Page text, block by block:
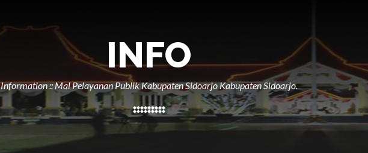
INFO
Information :: Mal Pelayanan Publik Kabupaten Sidoarjo Kabupaten Sidoarjo.